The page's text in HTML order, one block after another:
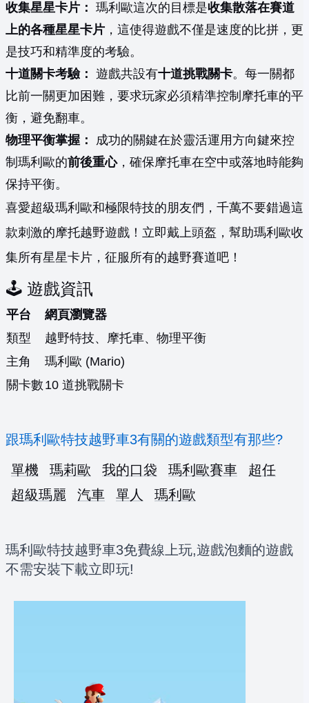
收集星星卡片： 瑪利歐這次的目標是收集散落在賽道
上的各種星星卡片 ，這使得遊戲不僅是速度的比拼，更
是技巧和精準度的考驗。
十道關卡考驗： 遊戲共設有十道挑戰關卡。每一關都
比前一關更加困難，要求玩家必須精準控制摩托車的平
衡，避免翻車。
物理平衡掌握：
成功的關鍵在於靈活運用方向鍵來控
制瑪利歐的前後重心，確保摩托車在空中或落地時能夠
保持平衡。
喜愛超級瑪利歐和極限特技的朋友們，千萬不要錯過這
款刺激的摩托越野遊戲！立即戴上頭盔，幫助瑪利歐收
集所有星星卡片，征服所有的越野賽道吧！
🕹️ 遊戲資訊
平台
網頁瀏覽器
類型
越野特技、摩托車、物理平衡
主角
瑪利歐 (Mario)
關卡數 10 道挑戰關卡
跟瑪利歐特技越野車3有關的遊戲類型有那些?
單機
瑪莉歐 我的口袋 瑪利歐賽車
超任
超級瑪麗
汽車 單人 瑪利歐
瑪利歐特技越野車3免費線上玩,遊戲泡麵的遊戲
不需安裝下載立即玩!